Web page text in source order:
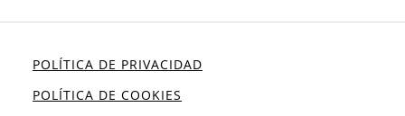
POLÍTICA DE PRIVACIDAD
POLÍTICA DE COOKIES